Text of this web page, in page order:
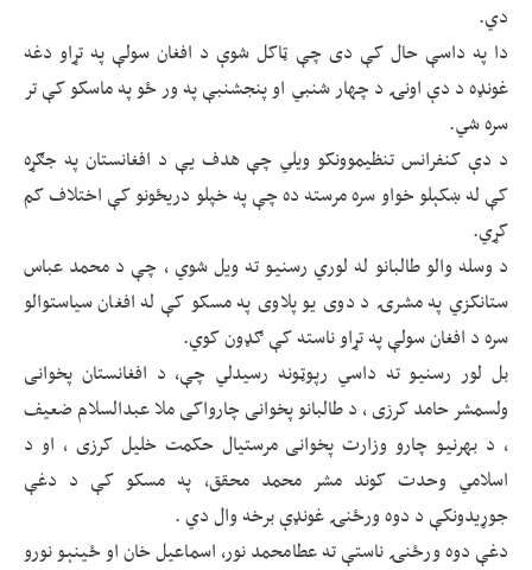
دي.
دا په داسې حال کې دی چې ټاکل شوې د افغان سولې په تړاو دغه
غونډه د دې اونۍ د چهار شنبي او پنجشنبې په ور ځو په ماسکو کې تر
سره شي.
د دې کنفرانس تنظیموونکو ویلي چې هدف یې د افغانستان په جګړه
کې له ښکېلو خواو سره مرسته ده چې په خپلو دریځونو کې اختلاف کم
کړي.
د وسله والو طالبانو له لوري رسنیو ته ویل شوي ، چې د محمد عباس
ستانکزي په مشرۍ د دوی یو پلاوی په مسکو کې له افغان سیاستوالو
سره د افغان سولې په تړاو ناسته کې ګډون کوي.
بل لور رسنیو ته داسي رپوټونه رسیدلي چې، د افغانستان پخوانی
ولسمشر حامد کرزی ، د طالبانو پخوانی چارواکی ملا عبدالسلام ضعیف
، د بهرنیو چارو وزارت پخوانی مرستیال حکمت خلیل کرزی ، او د
اسلامي وحدت کوند مشر محمد محقق، په مسکو کې د دغې
جوړیدونکې د دوه ورځنۍ غونډې برخه وال دي .
دغې دوه ورځنۍ ناستې ته عطامحمد نور، اسماعیل خان او ځینېو نورو